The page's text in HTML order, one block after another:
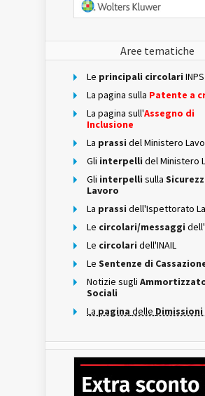
Aree tematiche
Le principali circolari
La pagina sulla Patente a
La pagina sull'Assegno di
Inclusione
La prassi del Ministero
Gli interpelli del Ministero
Gli interpelli sulla
Lavoro
La prassi dell'Ispettorato
Le circolari/messaggi
Le circolari dell'INAIL
Le Sentenze di
Notizie sugli
Sociali
La pagina delle